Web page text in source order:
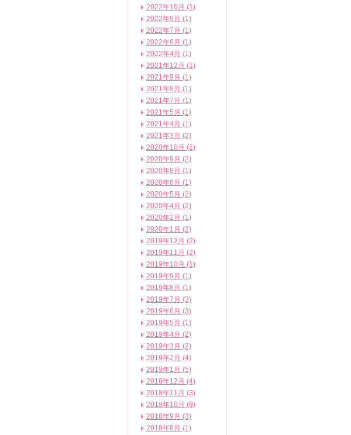
2022年10月 (1)
2022年9月 (1)
2022年7月 (1)
2022年6月 (1)
2022年4月 (1)
2021年12月 (1)
2021年9月 (1)
2021年8月 (1)
2021年7月 (1)
2021年5月 (1)
2021年4月 (1)
2021年3月 (2)
2020年10月 (1)
2020年9月 (2)
2020年8月 (1)
2020年6月 (1)
2020年5月 (2)
2020年4月 (2)
2020年2月 (1)
2020年1月 (2)
2019年12月 (2)
2019年11月 (2)
2019年10月 (1)
2019年9月 (1)
2019年8月 (1)
2019年7月 (3)
2019年6月 (3)
2019年5月 (1)
2019年4月 (2)
2019年3月 (2)
2019年2月 (4)
2019年1月 (5)
2018年12月 (4)
2018年11月 (3)
2018年10月 (8)
2018年9月 (3)
2018年8月 (1)